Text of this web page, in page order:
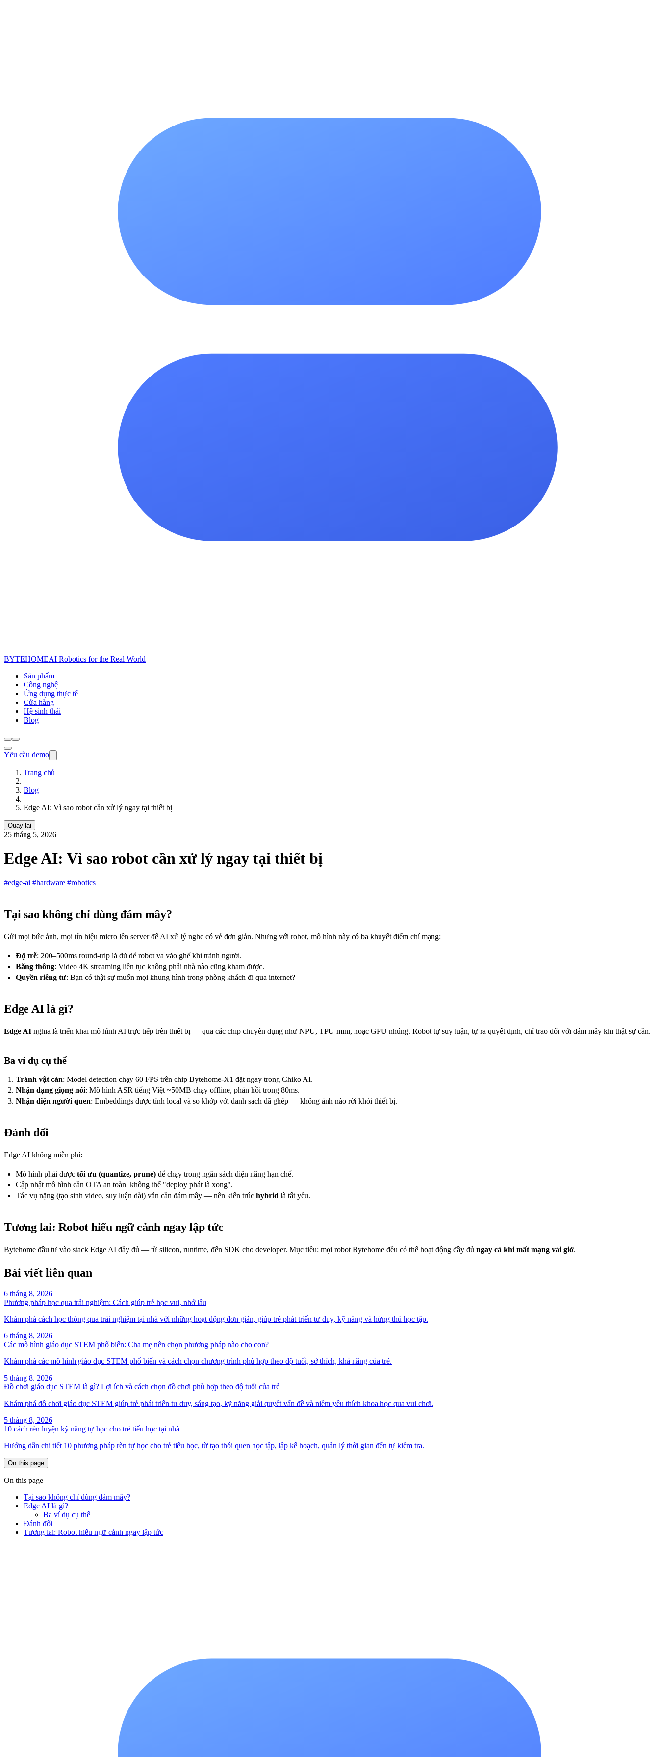
BYTEHOMEAI Robotics for the Real World
Sản phẩm
Công nghệ
Ứng dụng thực tế
Cửa hàng
Hệ sinh thái
Blog
Yêu cầu demo
Trang chủ
Blog
Edge AI: Vì sao robot cần xử lý ngay tại thiết bị
Quay lại
25 tháng 5, 2026
Edge AI: Vì sao robot cần xử lý ngay tại thiết bị
#edge-ai #hardware #robotics
Tại sao không chỉ dùng đám mây?
Gửi mọi bức ảnh, mọi tín hiệu micro lên server để AI xử lý nghe có vẻ đơn giản. Nhưng với robot, mô hình này có ba khuyết điểm chí mạng:
Độ trễ: 200–500ms round-trip là đủ để robot va vào ghế khi tránh người.
Băng thông: Video 4K streaming liên tục không phải nhà nào cũng kham được.
Quyền riêng tư: Bạn có thật sự muốn mọi khung hình trong phòng khách đi qua internet?
Edge AI là gì?
Edge AI nghĩa là triển khai mô hình AI trực tiếp trên thiết bị — qua các chip chuyên dụng như NPU, TPU mini, hoặc GPU nhúng. Robot tự suy luận, tự ra quyết định, chỉ trao đổi với đám mây khi thật sự cần.
Ba ví dụ cụ thể
Tránh vật cản: Model detection chạy 60 FPS trên chip Bytehome-X1 đặt ngay trong Chiko AI.
Nhận dạng giọng nói: Mô hình ASR tiếng Việt ~50MB chạy offline, phản hồi trong 80ms.
Nhận diện người quen: Embeddings được tính local và so khớp với danh sách đã ghép — không ảnh nào rời khỏi thiết bị.
Đánh đổi
Edge AI không miễn phí:
Mô hình phải được tối ưu (quantize, prune) để chạy trong ngân sách điện năng hạn chế.
Cập nhật mô hình cần OTA an toàn, không thể "deploy phát là xong".
Tác vụ nặng (tạo sinh video, suy luận dài) vẫn cần đám mây — nên kiến trúc hybrid là tất yếu.
Tương lai: Robot hiểu ngữ cảnh ngay lập tức
Bytehome đầu tư vào stack Edge AI đầy đủ — từ silicon, runtime, đến SDK cho developer. Mục tiêu: mọi robot Bytehome đều có thể hoạt động đầy đủ ngay cả khi mất mạng vài giờ.
Bài viết liên quan
6 tháng 8, 2026
Phương pháp học qua trải nghiệm: Cách giúp trẻ học vui, nhớ lâu
Khám phá cách học thông qua trải nghiệm tại nhà với những hoạt động đơn giản, giúp trẻ phát triển tư duy, kỹ năng và hứng thú học tập.
6 tháng 8, 2026
Các mô hình giáo dục STEM phổ biến: Cha mẹ nên chọn phương pháp nào cho con?
Khám phá các mô hình giáo dục STEM phổ biến và cách chọn chương trình phù hợp theo độ tuổi, sở thích, khả năng của trẻ.
5 tháng 8, 2026
Đồ chơi giáo dục STEM là gì? Lợi ích và cách chọn đồ chơi phù hợp theo độ tuổi của trẻ
Khám phá đồ chơi giáo dục STEM giúp trẻ phát triển tư duy, sáng tạo, kỹ năng giải quyết vấn đề và niềm yêu thích khoa học qua vui chơi.
5 tháng 8, 2026
10 cách rèn luyện kỹ năng tự học cho trẻ tiểu học tại nhà
Hướng dẫn chi tiết 10 phương pháp rèn tự học cho trẻ tiểu học, từ tạo thói quen học tập, lập kế hoạch, quản lý thời gian đến tự kiểm tra.
On this page
On this page
Tại sao không chỉ dùng đám mây?
Edge AI là gì?
Ba ví dụ cụ thể
Đánh đổi
Tương lai: Robot hiểu ngữ cảnh ngay lập tức